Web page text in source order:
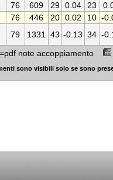
76 609 29 0.04 23
76 446 20 0.02 10 -
79 1331 43 -0.13 34 -
note accoppiamento
sono visibili solo se sono